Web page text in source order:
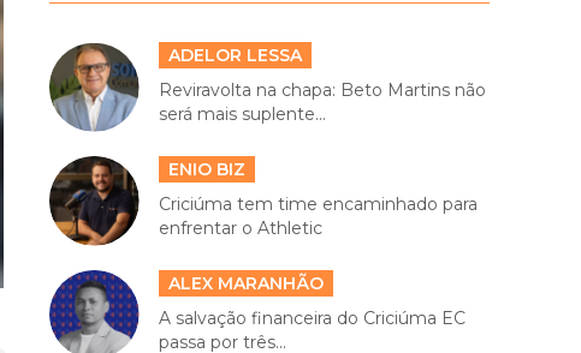
ADELOR LESSA
Reviravolta na chapa: Beto Martins não
será mais suplente...
ENIO BIZ
Criciúma tem time encaminhado para
enfrentar o Athletic
ALEX MARANHÃO
A salvação financeira do Criciúma EC
passa por três...